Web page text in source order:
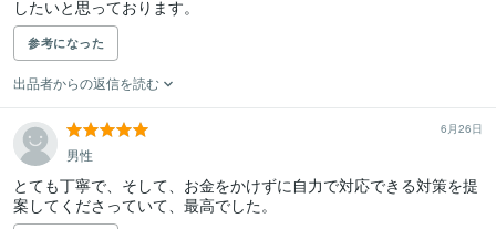
参考になった
出品者からの返信を読む
6月26日
男性
とても丁寧で、そして、お金をかけずに自力で対応できる対策を提
案してくださっていて、最高でした。